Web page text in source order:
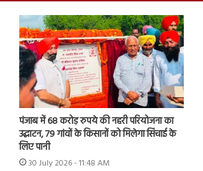
पंजाब में 68 करोड़ रुपये की नहरी परियोजना का
उद्घाटन, 79 गांवों के किसानों को मिलेगा सिंचाई के
लिए पानी
30 July 2026 - 11:48 AM